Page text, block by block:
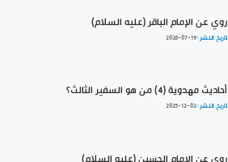
روي عن الإمام الباقر (عليه السلام)
تاريخ النشر :2026-07-19
أحاديث مهدوية (4) من هو السفير الثالث؟
تاريخ النشر :2025-12-02